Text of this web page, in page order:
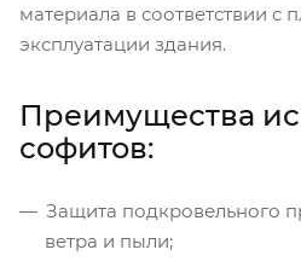
материала в соответствии
эксплуатации здания.
Преимущества
софитов:
Защита подкровельного
ветра и пыли;